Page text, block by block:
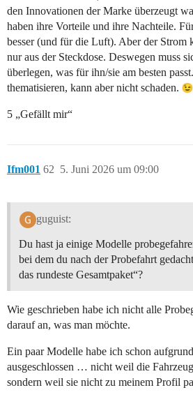
den Innovationen der Marke überzeugt
haben ihre Vorteile und ihre Nachteile.
besser (und für die Luft). Aber der Strom
nur aus der Steckdose. Deswegen muss
überlegen, was für ihn/sie am besten
thematisieren, kann aber nicht schaden.
5 „Gefällt mir“
Ifm001 5. Juni 2026 um 09:00
62
guguist:
Du hast ja einige Modelle
bei dem du nach der Probefahrt
das rundeste Gesamtpaket“?
Wie geschrieben habe ich nicht alle
darauf an, was man möchte.
Ein paar Modelle habe ich schon
ausgeschlossen … nicht weil die
sondern weil sie nicht zu meinem Profil